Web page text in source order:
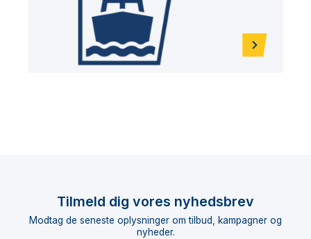
Tilmeld dig vores nyhedsbrev
Modtag de seneste oplysninger om tilbud, kampagner og
nyheder.